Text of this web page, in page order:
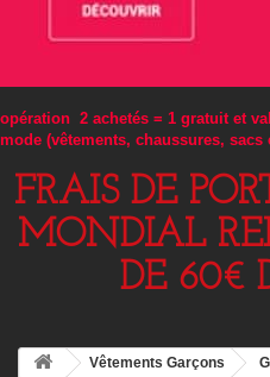
opération 2 achetés = 1 gratuit et
mode (vêtements, chaussures, sacs
FRAIS DE
MONDIAL
DE 60€
Vêtements Garçons